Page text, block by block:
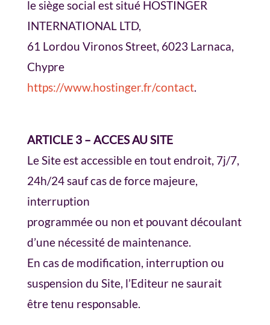
le siège social est situé HOSTINGER
INTERNATIONAL LTD,
61 Lordou Vironos Street, 6023 Larnaca,
Chypre
https://www.hostinger.fr/contact.
ARTICLE 3 – ACCES AU SITE
Le Site est accessible en tout endroit, 7j/7,
24h/24 sauf cas de force majeure,
interruption
programmée ou non et pouvant découlant
d’une nécessité de maintenance.
En cas de modification, interruption ou
suspension du Site, l’Editeur ne saurait
être tenu responsable.